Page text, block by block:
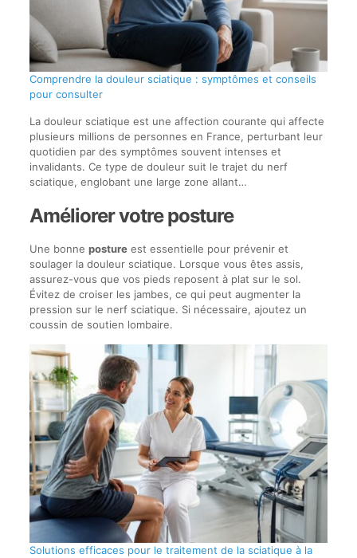
Comprendre la douleur sciatique : symptômes et conseils
pour consulter
La douleur sciatique est une affection courante qui affecte
plusieurs millions de personnes en France, perturbant leur
quotidien par des symptômes souvent intenses et
invalidants. Ce type de douleur suit le trajet du nerf
sciatique, englobant une large zone allant…
Améliorer votre posture
Une bonne postureest essentielle pour prévenir et
soulager la douleur sciatique. Lorsque vous êtes assis,
assurez-vous que vos pieds reposent à plat sur le sol.
Évitez de croiser les jambes, ce qui peut augmenter la
pression sur le nerf sciatique. Si nécessaire, ajoutez un
coussin de soutien lombaire.
Solutions efficaces pour le traitement de la sciatique à la